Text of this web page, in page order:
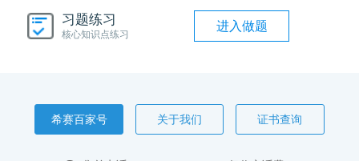
习题练习
核心知识点练习
进入做题
希赛百家号 关于我们 证书查询